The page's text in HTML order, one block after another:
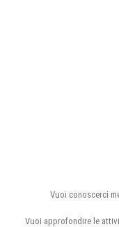
Vuoi conoscerci
Vuoi approfondire le